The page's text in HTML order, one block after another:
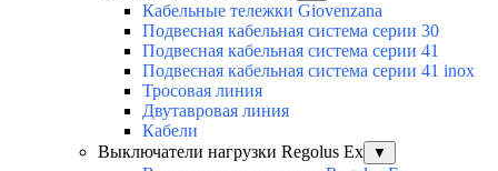
Кабельные тележки Giovenzana
Подвесная кабельная система серии 30
Подвесная кабельная система серии 41
Подвесная кабельная система серии 41 inox
Тросовая линия
Двутавровая линия
Кабели
Выключатели нагрузки Regolus Ex
▼